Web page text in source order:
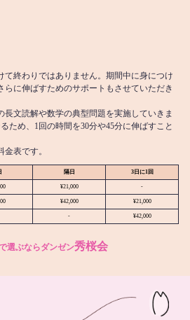
て終わりではありません。期間中に身につけ
らに伸ばすためのサポートもさせていただき
文読解や数学の典型問題を実施していきま
ため、1回の時間を30分や45分に伸ばすこと
表です。
隔日 3日に1回
¥21,000 -
¥42,000 ¥21,000
- ¥42,000
ぶならダンゼン秀桜会